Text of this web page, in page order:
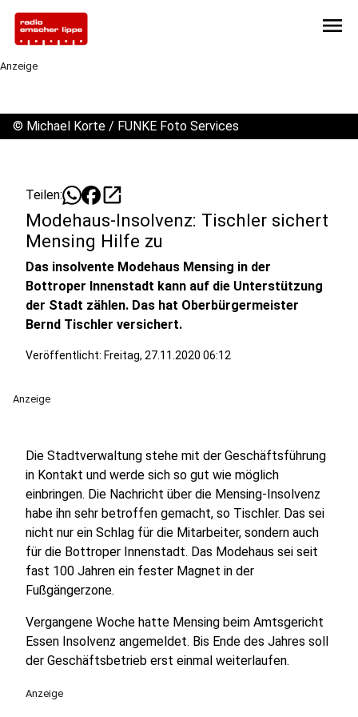
menu
Anzeige
© Michael Korte / FUNKE Foto Services
Teilen: open_in_new
Modehaus-Insolvenz: Tischler sichert
Mensing Hilfe zu
Das insolvente Modehaus Mensing in der
Bottroper Innenstadt kann auf die Unterstützung
der Stadt zählen. Das hat Oberbürgermeister
Bernd Tischler versichert.
Veröffentlicht: Freitag, 27.11.2020 06:12
Anzeige
Die Stadtverwaltung stehe mit der Geschäftsführung
in Kontakt und werde sich so gut wie möglich
einbringen. Die Nachricht über die Mensing-Insolvenz
habe ihn sehr betroffen gemacht, so Tischler. Das sei
nicht nur ein Schlag für die Mitarbeiter, sondern auch
für die Bottroper Innenstadt. Das Modehaus sei seit
fast 100 Jahren ein fester Magnet in der
Fußgängerzone.
Vergangene Woche hatte Mensing beim Amtsgericht
Essen Insolvenz angemeldet. Bis Ende des Jahres soll
der Geschäftsbetrieb erst einmal weiterlaufen.
Anzeige